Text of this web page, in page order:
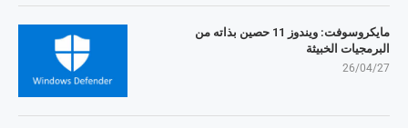
مايكروسوفت: ويندوز 11 حصين بذاته من
البرمجيات الخبيثة
26/04/27